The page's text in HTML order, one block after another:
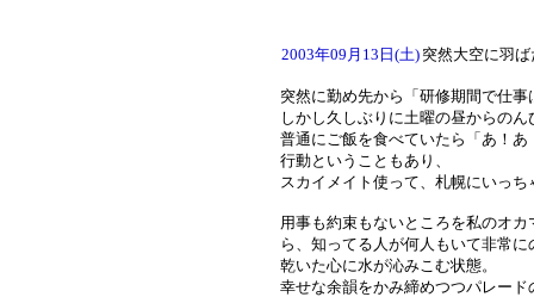
2003年09月13日(土) 突然大空に羽
突然に勤め先から「研修期間で仕
しかし久しぶりに土曜の昼からの
普通にご飯を食べていたら「あ！
行動ということもあり、
スカイメイト使って、札幌にいっち
用事も約束もないところを私のオ
ら、知ってる人が何人もいて非常
乾いた心に水が沁みこむ状態。
幸せな余韻をかみ締めつつパレー